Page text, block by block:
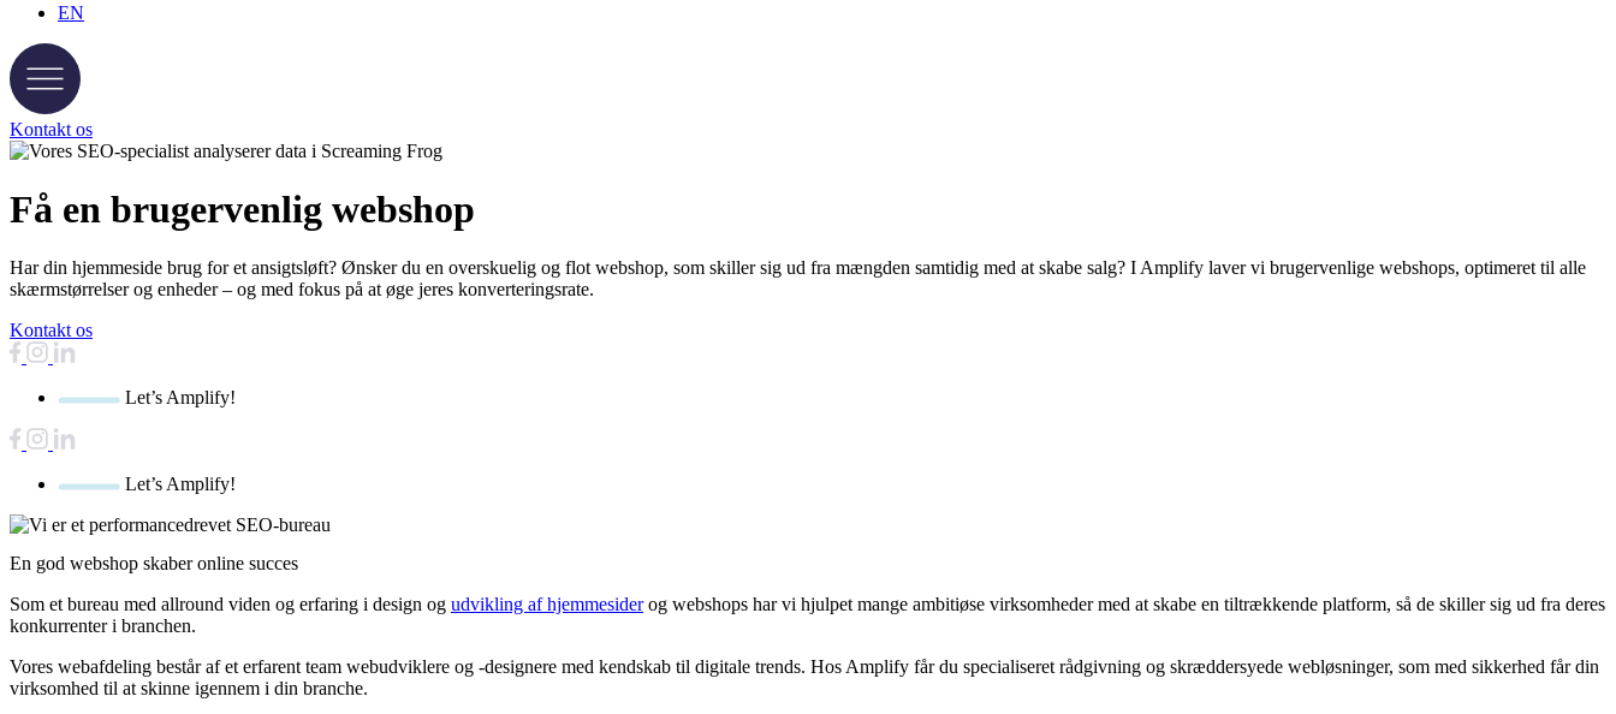
EN
Kontakt os
Få en brugervenlig webshop
Har din hjemmeside brug for et ansigtsløft? Ønsker du en overskuelig og flot webshop, som skiller sig ud fra mængden samtidig med at skabe salg? I Amplify laver vi brugervenlige webshops, optimeret til alle
skærmstørrelser og enheder – og med fokus på at øge jeres konverteringsrate.
Kontakt os
Let’s Amplify!
Let’s Amplify!
En god webshop skaber online succes
Som et bureau med allround viden og erfaring i design og udvikling af hjemmesiderog webshops har vi hjulpet mange ambitiøse virksomheder med at skabe en tiltrækkende platform, så de skiller sig ud fra deres
konkurrenter i branchen.
Vores webafdeling består af et erfarent team webudviklere og -designere med kendskab til digitale trends. Hos Amplify får du specialiseret rådgivning og skræddersyede webløsninger, som med sikkerhed får din
virksomhed til at skinne igennem i din branche.